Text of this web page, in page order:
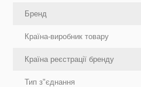
Бренд
Країна-виробник товару
Країна реєстрації бренду
Тип з"єднання